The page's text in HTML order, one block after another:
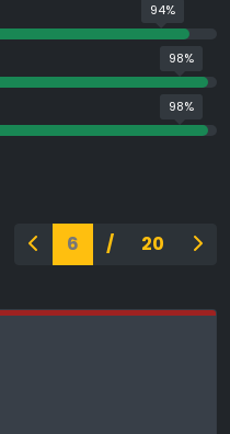
94%
98%
98%
Pagina precedente
6 / 20
Pagina 6 di 20